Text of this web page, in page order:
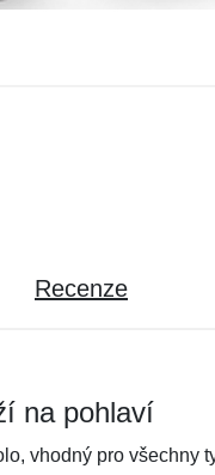
Recenze
na pohlaví
vhodný pro všechny